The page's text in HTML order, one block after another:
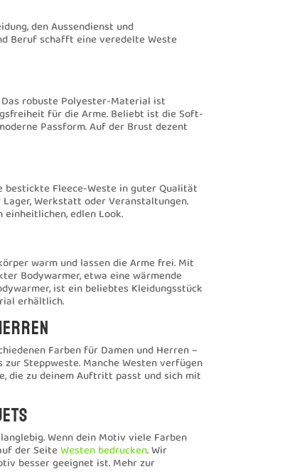
den Aussendienst und
Beruf schafft eine veredelte Weste
robuste Polyester-Material ist
für die Arme. Beliebt ist die Soft-
Passform. Auf der Brust dezent
bestickte Fleece-Weste in guter Qualität
Werkstatt oder Veranstaltungen.
edlen Look.
warm und lassen die Arme frei. Mit
Bodywarmer, etwa eine wärmende
ist ein beliebtes Kleidungsstück
erhältlich.
Farben für Damen und Herren –
Steppweste. Manche Westen verfügen
die zu deinem Auftritt passt und sich mit
Wenn dein Motiv viele Farben
der SeiteWesten bedrucken. Wir
besser geeignet ist. Mehr zur